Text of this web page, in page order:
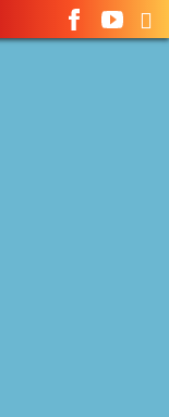
Suchen
nach: